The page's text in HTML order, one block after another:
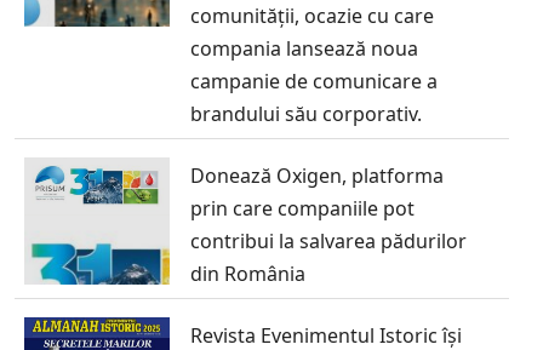
comunității, ocazie cu care
compania lansează noua
campanie de comunicare a
brandului său corporativ.
Donează Oxigen, platforma
prin care companiile pot
contribui la salvarea pădurilor
din România
Revista Evenimentul Istoric își